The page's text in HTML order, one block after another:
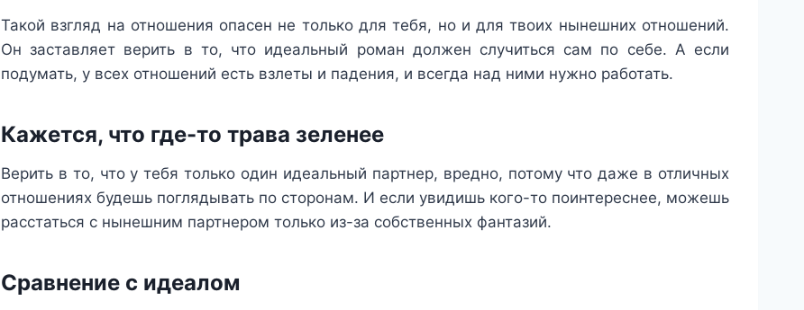
Такой взгляд на отношения опасен не только для тебя, но и для твоих нынешних отношений.
Он заставляет верить в то, что идеальный роман должен случиться сам по себе. А если
подумать, у всех отношений есть взлеты и падения, и всегда над ними нужно работать.
Кажется, что где-то трава зеленее
Верить в то, что у тебя только один идеальный партнер, вредно, потому что даже в отличных
отношениях будешь поглядывать по сторонам. И если увидишь кого-то поинтереснее, можешь
расстаться с нынешним партнером только из-за собственных фантазий.
Сравнение с идеалом